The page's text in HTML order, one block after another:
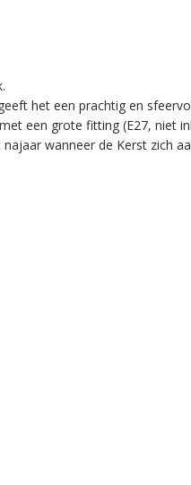
het een prachtig en
een grote fitting (E27, niet
wanneer de Kerst zich